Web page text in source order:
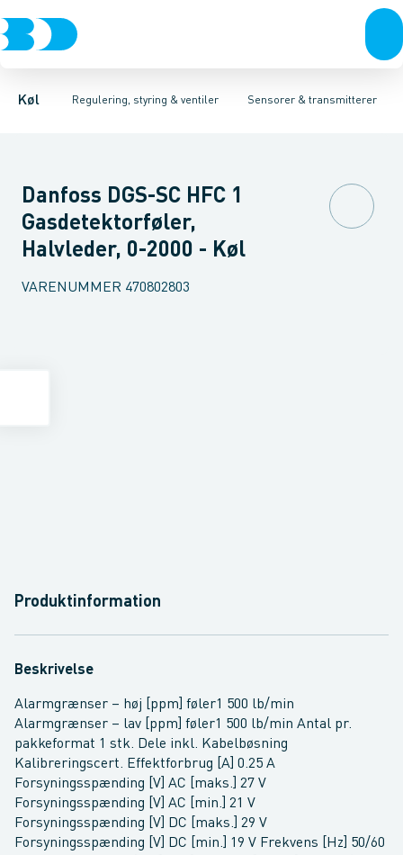
Køl Regulering, styring & ventiler
KompressorerKondenseringsaggregaterFordampere
Sensorer & transmitterer
Pressostater & termostaterSensorer & transmitterer
Temperaturfølere Tryktransmitterer Testventiler
Danfoss DGS-SC HFC 1
Gasdetektorføler,
Halvleder, 0-2000 - Køl
VARENUMMER 470802803
Produktinformation
Beskrivelse
Alarmgrænser – høj [ppm] føler1 500 lb/min
Alarmgrænser – lav [ppm] føler1 500 lb/min Antal pr.
pakkeformat 1 stk. Dele inkl. Kabelbøsning
Kalibreringscert. Effektforbrug [A] 0.25 A
Forsyningsspænding [V] AC [maks.] 27 V
Forsyningsspænding [V] AC [min.] 21 V
Forsyningsspænding [V] DC [maks.] 29 V
Forsyningsspænding [V] DC [min.] 19 V Frekvens [Hz] 50/60